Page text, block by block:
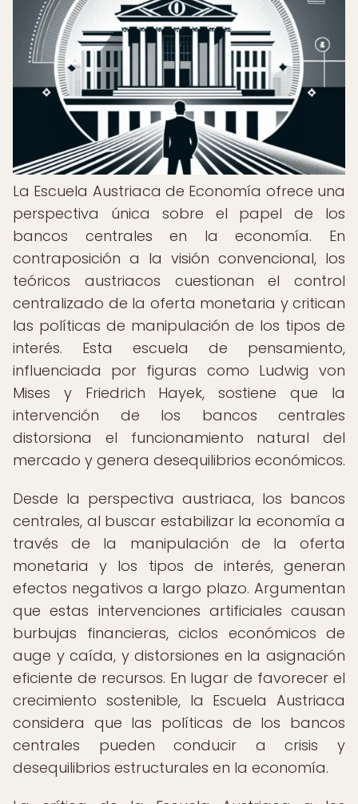
La Escuela Austriaca de Economía ofrece una
perspectiva única sobre el papel de los
bancos centrales en la economía. En
contraposición a la visión convencional, los
teóricos austriacos cuestionan el control
centralizado de la oferta monetaria y critican
las políticas de manipulación de los tipos de
interés. Esta escuela de pensamiento,
influenciada por figuras como Ludwig von
Mises y Friedrich Hayek, sostiene que la
intervención de los bancos centrales
distorsiona el funcionamiento natural del
mercado y genera desequilibrios económicos.
Desde la perspectiva austriaca, los bancos
centrales, al buscar estabilizar la economía a
través de la manipulación de la oferta
monetaria y los tipos de interés, generan
efectos negativos a largo plazo. Argumentan
que estas intervenciones artificiales causan
burbujas financieras, ciclos económicos de
auge y caída, y distorsiones en la asignación
eficiente de recursos. En lugar de favorecer el
crecimiento sostenible, la Escuela Austriaca
considera que las políticas de los bancos
centrales pueden conducir a crisis y
desequilibrios estructurales en la economía.